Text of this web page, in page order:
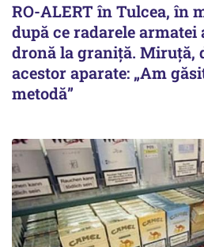
RO-ALERT în Tulcea, în
după ce radarele armatei
dronă la graniță. Miruță,
acestor aparate: „Am
metodă”